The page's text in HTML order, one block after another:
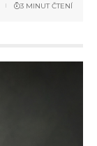
3 MINUT ČTENÍ